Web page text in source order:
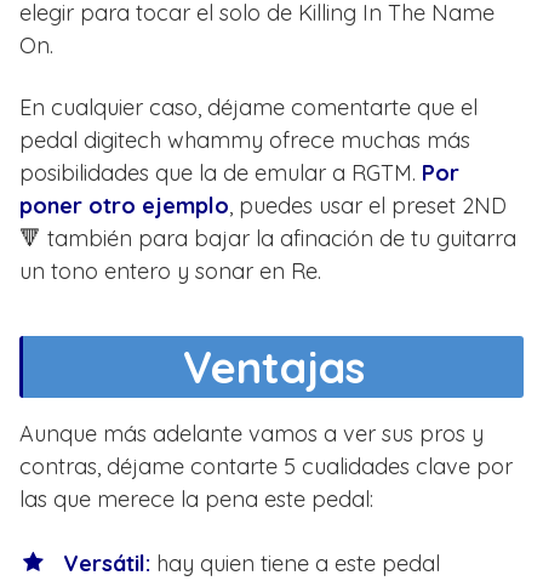
elegir para tocar el solo de Killing In The Name
On.
En cualquier caso, déjame comentarte que el
pedal digitech whammy ofrece muchas más
posibilidades que la de emular a RGTM. Por
poner otro ejemplo , puedes usar el preset 2ND
🔻 también para bajar la afinación de tu guitarra
un tono entero y sonar en Re.
Ventajas
Aunque más adelante vamos a ver sus pros y
contras, déjame contarte 5 cualidades clave por
las que merece la pena este pedal:
Versátil: hay quien tiene a este pedal